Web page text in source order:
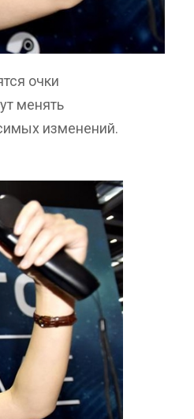
очки
менять
изменений.